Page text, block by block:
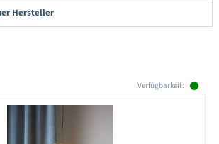
Hersteller
Verfügbarkeit: